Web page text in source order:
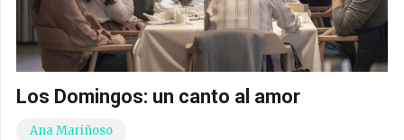
Los Domingos: un canto al amor
Ana Mariñoso